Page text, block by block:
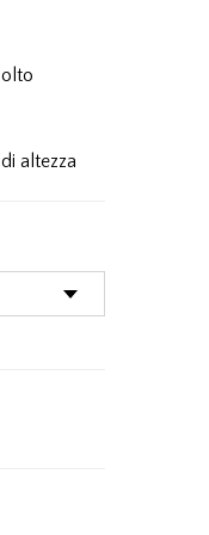
altezza